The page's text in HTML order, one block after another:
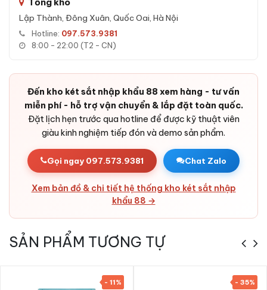
cấp, không phải chìa rập khuôn phổ thông.
không lộ điểm yếu bị cạy phá.
chịu nhiệt - khó cắt, khó đục.
Thiết kế sang trọng, đa không gian:Đường nét tinh tế,
lớp sơn cao cấp - phù hợp với phòng khách, phòng ngủ,
văn phòng, khách sạn, cửa hàng, công ty, ngân hàng.
Lập Thành, Đông Xuân, Quốc Oai, Hà Nội
Hotline: 097.573.9381
8:00 - 22:00 (T2 - CN)
Đến kho két sắt nhập khẩu 88 xem hàng - tư vấn
miễn phí - hỗ trợ vận chuyển & lắp đặt toàn quốc.
Đặt lịch hẹn trước qua hotline để được kỹ thuật viên
giàu kinh nghiệm tiếp đón và demo sản phẩm.
Gọi ngay 097.573.9381 Chat Zalo
Xem bản đồ & chi tiết hệ thống kho két sắt nhập
khẩu 88 →
SẢN PHẨM TƯƠNG TỰ
- 11% - 35%